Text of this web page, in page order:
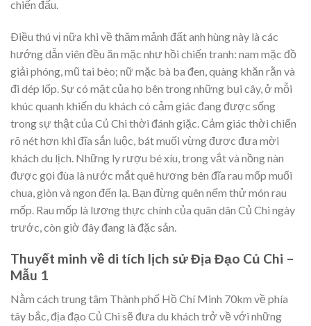
chiến đấu.
Ðiều thú vị nữa khi về thăm mảnh đất anh hùng này là các
hướng dẫn viên đều ăn mặc như hồi chiến tranh: nam mặc đồ
giải phóng, mũ tai bèo; nữ mặc bà ba đen, quàng khăn rằn và
đi dép lốp. Sự có mặt của họ bên trong những bụi cây, ở mỗi
khúc quanh khiến du khách có cảm giác đang được sống
trong sự thật của Củ Chi thời đánh giặc. Cảm giác thời chiến
rõ nét hơn khi đĩa sắn luộc, bát muối vừng được đưa mời
khách du lịch. Những ly rượu bé xíu, trong vắt và nồng nàn
được gọi đùa là nước mắt quê hương bên đĩa rau mốp muối
chua, giòn và ngon đến lạ. Bạn đừng quên nếm thử món rau
mốp. Rau mốp là lương thực chính của quân dân Củ Chi ngày
trước, còn giờ đây đang là đặc sản.
Thuyết minh về di tích lịch sử Địa Đạo Củ Chi –
Mẫu 1
Nằm cách trung tâm Thành phố Hồ Chí Minh 70km về phía
tây bắc, địa đạo Củ Chi sẽ đưa du khách trở về với những